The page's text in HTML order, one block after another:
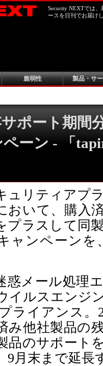
Security NEXTでは
ースを日刊でお届け
脆弱性 製品・サ
ポート期間
ーン - 「
ュリティアプ
おいて、購入
プラスして同
ャンペーンを
惑メール処理
イルスエンジ
ライアンス。
み他社製品の
品のサポート
9月末まで延長